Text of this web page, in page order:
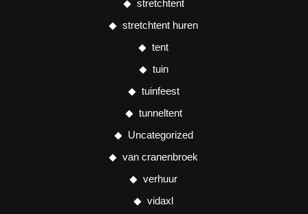
stretchtent
stretchtent huren
tent
tuin
tuinfeest
tunneltent
Uncategorized
van cranenbroek
verhuur
vidaxl